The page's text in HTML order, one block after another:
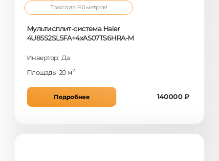
Трасса до 160 метров!
Мультисплит-система Haier
4U85S2SL5FA+4xAS07TS6HRA-M
Инвертор: Да
Площадь: 20 м2
Подробнее 140000 ₽